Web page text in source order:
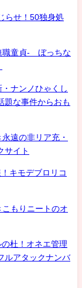
らせ！50独身処
童貞- ぼっちな
ナンノひゃくし
な事件からおも
遠の非リア充・
サイト
キモデブロリコ
もりニートのオ
杜！オネエ管理
ルアタックナンバ